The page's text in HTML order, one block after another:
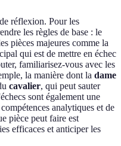
réflexion. Pour les
les règles de base : le
pièces majeures comme la
qui est de mettre en échec
familiarisez-vous avec les
la manière dont la dame
cavalier, qui peut sauter
sont également une
analytiques et de
pièce peut faire est
efficaces et anticiper les